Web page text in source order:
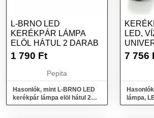
L-BRNO LED
KERÉKPÁR LÁMPA
ELÖL HÁTUL 2 DARAB
1 790 Ft
Pepita
Hasonlók, mint L-BRNO LED
kerékpár lámpa elöl hátul 2
darab
LED,
5 LED
7 756
lámpa,